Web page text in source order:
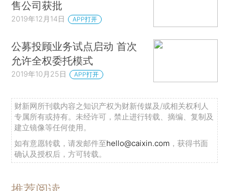
售公司获批
2019年12月14日 APP打开
公募投顾业务试点启动 首次
允许全权委托模式
2019年10月25日 APP打开
财新网所刊载内容之知识产权为财新传媒及/或相关权利人
专属所有或持有。未经许可，禁止进行转载、摘编、复制及
建立镜像等任何使用。
如有意愿转载，请发邮件至hello@caixin.com ，获得书面
确认及授权后，方可转载。